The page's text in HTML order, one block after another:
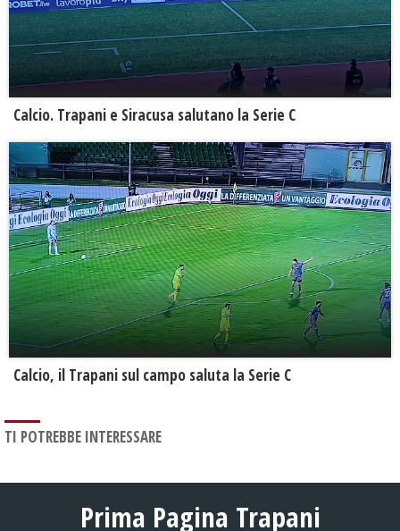
Calcio. Trapani e Siracusa salutano la Serie C
Calcio, il Trapani sul campo saluta la Serie C
TI POTREBBE INTERESSARE
Prima Pagina Trapani